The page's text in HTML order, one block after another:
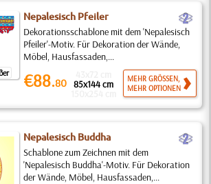
Nepalesisch Pfeiler b
Dekorationsschablone mit dem 'Nepalesisch
Pfeiler'-Motiv. Für Dekoration der Wände,
Möbel, Hausfassaden,...
€88.80 85x144 cm
MEHR GRÖSSEN,
MEHR OPTIONEN
Nepalesisch Buddha b
Schablone zum Zeichnen mit dem
'Nepalesisch Buddha'-Motiv. Für Dekoration
der Wände, Möbel, Hausfassaden,...